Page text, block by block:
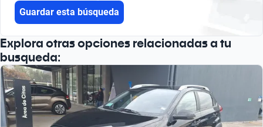
Guardar esta búsqueda
Explora otras opciones relacionadas a tu
busqueda: